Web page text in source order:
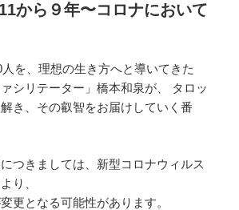
から９年〜コロナにおいて
を、理想の生き方へと導いてきた
ァシリテーター」橋本和泉が、 タロッ
き、その叡智をお届けしていく番
つきましては、新型コロナウィルス
り、
更となる可能性があります。